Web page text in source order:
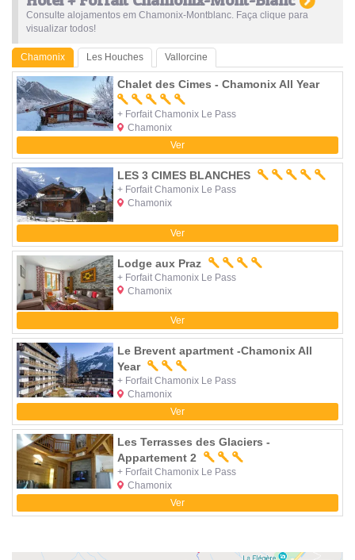
Consulte alojamentos em Chamonix-Montblanc. Faça clique para
visualizar todos!
Chamonix Les Houches Vallorcine
Chalet des Cimes - Chamonix All Year
+ Forfait Chamonix Le Pass
Chamonix
Ver
LES 3 CIMES BLANCHES
+ Forfait Chamonix Le Pass
Chamonix
Ver
Lodge aux Praz
+ Forfait Chamonix Le Pass
Chamonix
Ver
Le Brevent apartment -Chamonix All
Year
+ Forfait Chamonix Le Pass
Chamonix
Ver
Les Terrasses des Glaciers -
Appartement 2
+ Forfait Chamonix Le Pass
Chamonix
Ver